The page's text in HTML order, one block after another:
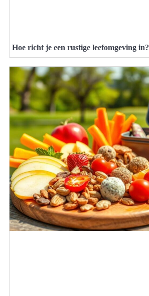
Hoe richt je een rustige leefomgeving in?